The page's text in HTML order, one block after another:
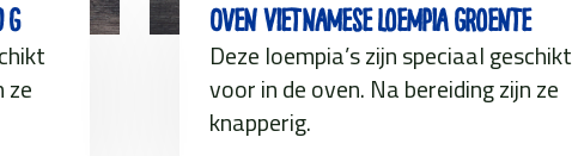
g
ze
Oven Vietnamese loempia groente
Deze loempia’s zijn speciaal geschikt
voor in de oven. Na bereiding zijn ze
knapperig.